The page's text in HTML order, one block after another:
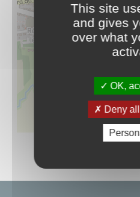
This site
and gives
over what
OK,
Deny